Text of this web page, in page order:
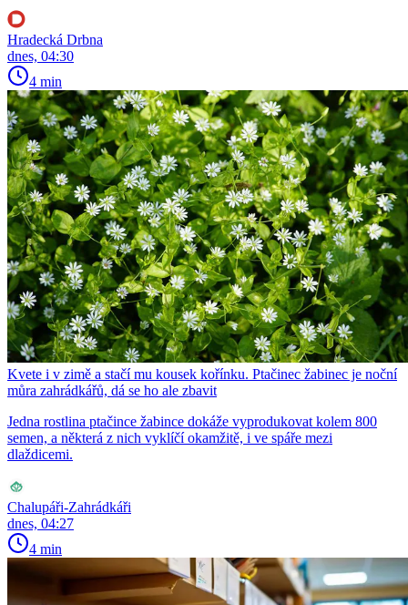
Hradecká Drbna
dnes, 04:30
4 min
Kvete i v zimě a stačí mu kousek kořínku. Ptačinec žabinec je noční
můra zahrádkářů, dá se ho ale zbavit
Jedna rostlina ptačince žabince dokáže vyprodukovat kolem 800
semen, a některá z nich vyklíčí okamžitě, i ve spáře mezi
dlaždicemi.
Chalupáři-Zahrádkáři
dnes, 04:27
4 min